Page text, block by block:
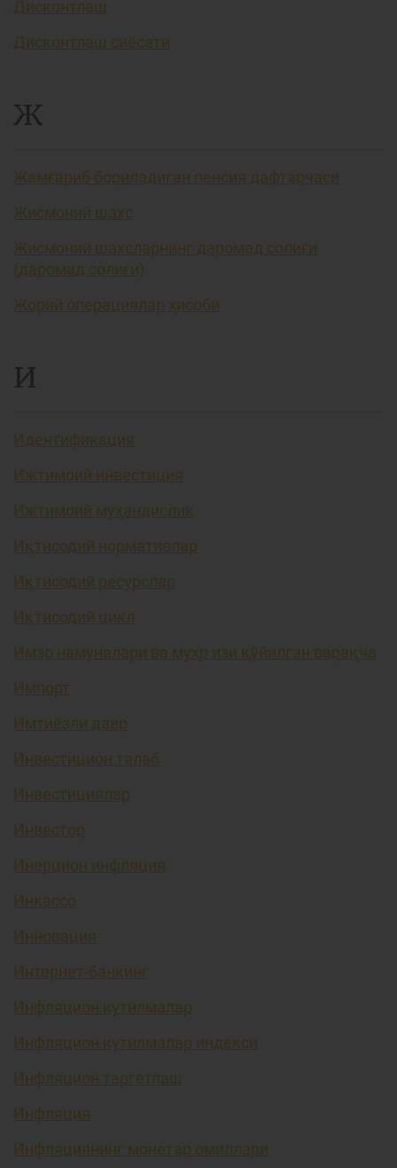
Дисконтлаш
Дисконтлаш сиёсати
Ж
Жамғариб бориладиган пенсия дафтарчаси
Жисмоний шахс
Жисмоний шахсларнинг даромад солиғи
(даромад солиғи)
Жорий операциялар ҳисоби
И
Идентификация
Ижтимоий инвестиция
Ижтимоий муҳандислик
Иқтисодий нормативлар
Иқтисодий ресурслар
Иқтисодий цикл
Имзо намуналари ва муҳр изи қўйилган варақча
Импорт
Имтиёзли давр
Инвестицион талаб
Инвестициялар
Инвестор
Инерцион инфляция
Инкассо
Инновация
Интернет-банкинг
Инфляцион кутилмалар
Инфляцион кутилмалар индекси
Инфляцион таргетлаш
Инфляция
Инфляциянинг монетар омиллари